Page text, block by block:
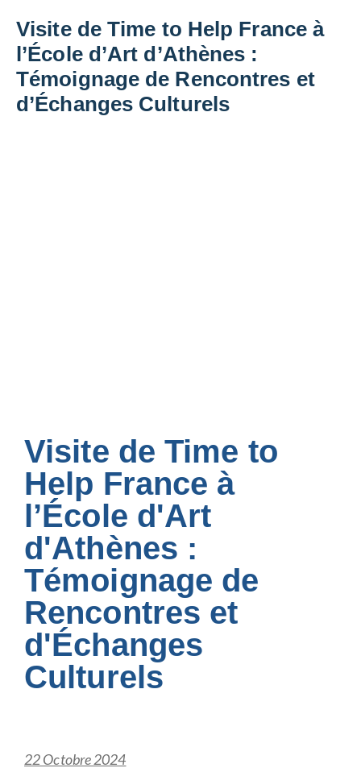
Visite de Time to Help France à
l’École d’Art d’Athènes :
Témoignage de Rencontres et
d’Échanges Culturels
Visite de Time to
Help France à
l’École d'Art
d'Athènes :
Témoignage de
Rencontres et
d'Échanges
Culturels
22 Octobre 2024